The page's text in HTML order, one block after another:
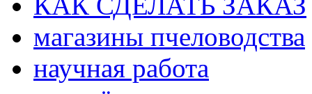
магазины пчеловодства
научная работа